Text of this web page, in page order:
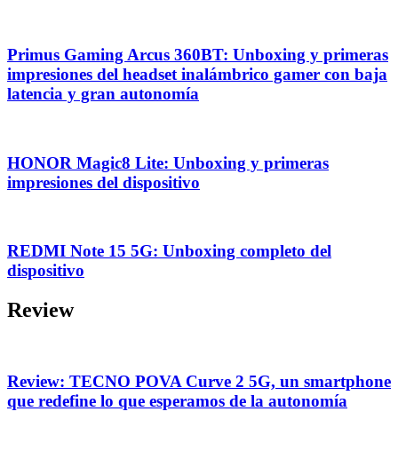
Primus Gaming Arcus 360BT: Unboxing y primeras
impresiones del headset inalámbrico gamer con baja
latencia y gran autonomía
HONOR Magic8 Lite: Unboxing y primeras
impresiones del dispositivo
REDMI Note 15 5G: Unboxing completo del
dispositivo
Review
Review: TECNO POVA Curve 2 5G, un smartphone
que redefine lo que esperamos de la autonomía